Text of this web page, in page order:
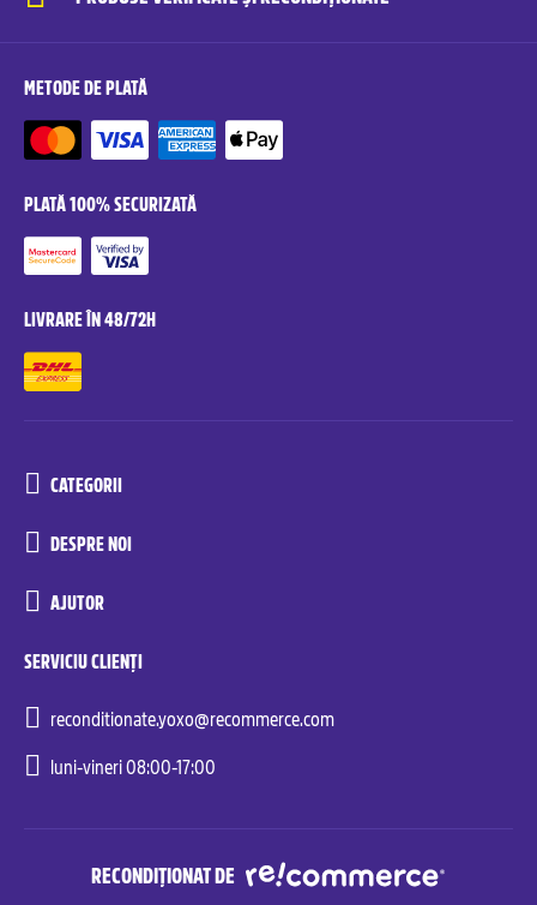
METODE DE PLATĂ
PLATĂ 100% SECURIZATĂ
LIVRARE ÎN 48/72H
CATEGORII
DESPRE NOI
AJUTOR
SERVICIU CLIENȚI
reconditionate.yoxo@recommerce.com
luni-vineri 08:00-17:00
RECONDIȚIONAT DE